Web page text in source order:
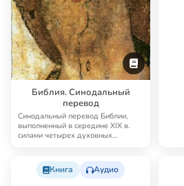
Библия. Синодальный
перевод
Синодальный перевод Библии,
выполненный в середине XIX в.
силами четырех духовных
Книга Аудио